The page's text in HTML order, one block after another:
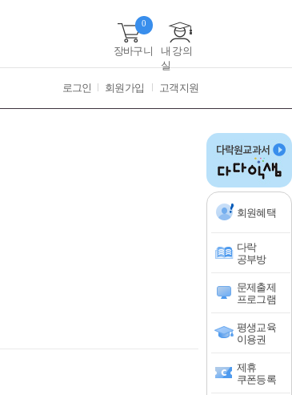
장바구니
0
내 강의
실
로그인 회원가입 고객지원
회원혜택
다락
공부방
문제출제
프로그램
평생교육
이용권
제휴
쿠폰등록